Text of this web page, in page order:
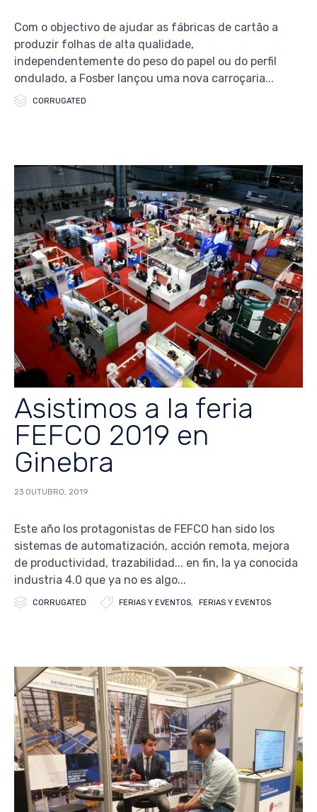
Com o objectivo de ajudar as fábricas de cartão a
produzir folhas de alta qualidade,
independentemente do peso do papel ou do perfil
ondulado, a Fosber lançou uma nova carroçaria...
 Category
CORRUGATED
Asistimos a la feria
FEFCO 2019 en
Ginebra
23 OUTUBRO, 2019
Este año los protagonistas de FEFCO han sido los
sistemas de automatización, acción remota, mejora
de productividad, trazabilidad... en fin, la ya conocida
industria 4.0 que ya no es algo...
 Category
CORRUGATED  Tags
FERIAS Y EVENTOS, FERIAS Y EVENTOS